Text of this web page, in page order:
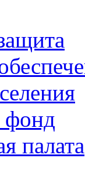
палата